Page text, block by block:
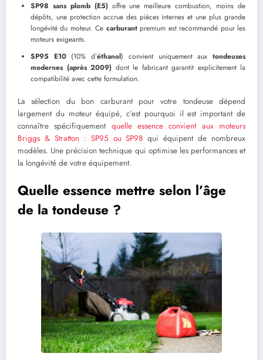
SP98 sans plomb (E5)offre une meilleure combustion, moins de
dépôts, une protection accrue des pièces internes et une plus grande
longévité du moteur. Ce carburantpremium est recommandé pour les
moteurs exigeants.
SP95 E10(10% d’éthanol) convient uniquement auxtondeuses
modernes (après 2009) dont le fabricant garantit explicitement la
compatibilité avec cette formulation.
La sélection du bon carburant pour votre tondeuse dépend
largement du moteur équipé, c’est pourquoi il est important de
connaître spécifiquement quelle essence convient aux moteurs
Briggs & Stratton : SP95 ou SP98 qui équipent de nombreux
modèles. Une précision technique qui optimise les performances et
la longévité de votre équipement.
Quelle essence mettre selon l’âge
de la tondeuse ?